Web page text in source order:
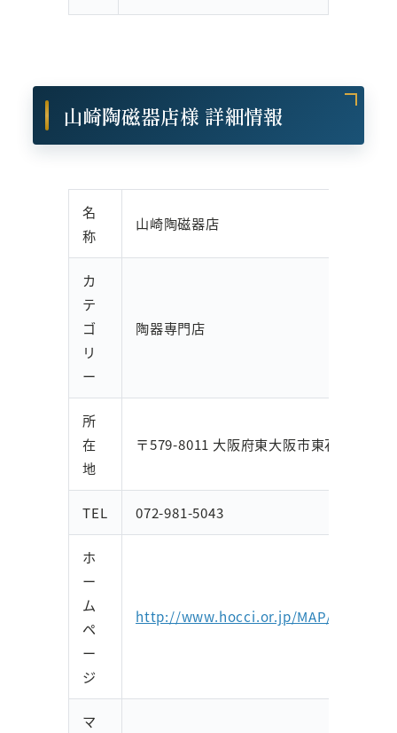
山崎陶磁器店様 詳細情報
名
称
山崎陶磁器店
カ
テ
ゴ
リ
ー
陶器専門店
所
在
地
〒579-8011 大阪府東大阪市東石切町１
TEL 072-981-5043
ホ
ー
ム
ペ
ー
ジ
http://www.hocci.or.jp/MAP/LIFE/
マ